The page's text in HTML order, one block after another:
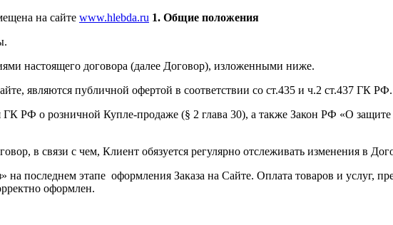
на сайте www.hlebda.ru 1. Общие положения
настоящего договора (далее Договор), изложенными ниже.
являются публичной офертой в соответствии со ст.435 и ч.2 ст.437 ГК РФ.
РФ о розничной Купле-продаже (§ 2 глава 30), а также Закон РФ «О защите
в связи с чем, Клиент обязуется регулярно отслеживать изменения в
последнем этапе оформления Заказа на Сайте. Оплата товаров и услуг,
оформлен.